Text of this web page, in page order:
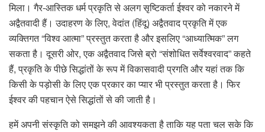
मिला। गैर-आस्तिक धर्म प्रकृति से अलग सृष्टिकर्ता ईश्वर को नकारने में
अद्वैतवादी हैं। उदाहरण के लिए, वेदांत (हिंदू) अद्वैतवाद प्रकृति में एक
व्यक्तिगत “विश्व आत्मा” प्रस्तुत करता है और इसलिए “आध्यात्मिक” लग
सकता है। दूसरी ओर, एक अद्वैतवाद जिसे ब्रो “संशोधित सर्वेश्वरवाद” कहते
हैं, प्रकृति के पीछे सिद्धांतों के रूप में विकासवादी प्रगति और यहां तक ​​कि
किसी के पड़ोसी के लिए एक प्रकार का प्यार भी प्रस्तुत करता है। फिर
ईश्वर की पहचान ऐसे सिद्धांतों से की जाती है।
हमें अपनी संस्कृति को समझने की आवश्यकता है ताकि यह पता चल सके कि